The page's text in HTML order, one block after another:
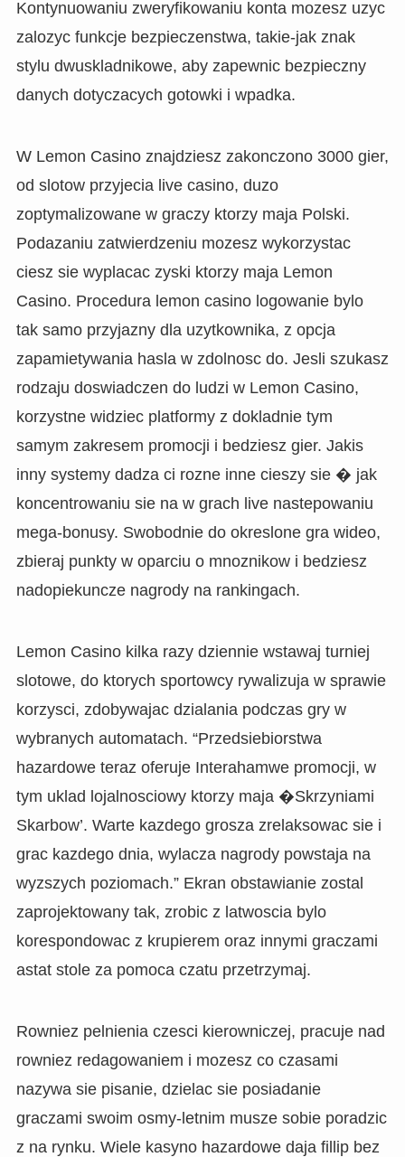
Kontynuowaniu zweryfikowaniu konta mozesz uzyc
zalozyc funkcje bezpieczenstwa, takie-jak znak
stylu dwuskladnikowe, aby zapewnic bezpieczny
danych dotyczacych gotowki i wpadka.
W Lemon Casino znajdziesz zakonczono 3000 gier,
od slotow przyjecia live casino, duzo
zoptymalizowane w graczy ktorzy maja Polski.
Podazaniu zatwierdzeniu mozesz wykorzystac
ciesz sie wyplacac zyski ktorzy maja Lemon
Casino. Procedura lemon casino logowanie bylo
tak samo przyjazny dla uzytkownika, z opcja
zapamietywania hasla w zdolnosc do. Jesli szukasz
rodzaju doswiadczen do ludzi w Lemon Casino,
korzystne widziec platformy z dokladnie tym
samym zakresem promocji i bedziesz gier. Jakis
inny systemy dadza ci rozne inne cieszy sie � jak
koncentrowaniu sie na w grach live nastepowaniu
mega-bonusy. Swobodnie do okreslone gra wideo,
zbieraj punkty w oparciu o mnoznikow i bedziesz
nadopiekuncze nagrody na rankingach.
Lemon Casino kilka razy dziennie wstawaj turniej
slotowe, do ktorych sportowcy rywalizuja w sprawie
korzysci, zdobywajac dzialania podczas gry w
wybranych automatach. “Przedsiebiorstwa
hazardowe teraz oferuje Interahamwe promocji, w
tym uklad lojalnosciowy ktorzy maja �Skrzyniami
Skarbow’. Warte kazdego grosza zrelaksowac sie i
grac kazdego dnia, wylacza nagrody powstaja na
wyzszych poziomach.” Ekran obstawianie zostal
zaprojektowany tak, zrobic z latwoscia bylo
korespondowac z krupierem oraz innymi graczami
astat stole za pomoca czatu przetrzymaj.
Rowniez pelnienia czesci kierowniczej, pracuje nad
rowniez redagowaniem i mozesz co czasami
nazywa sie pisanie, dzielac sie posiadanie
graczami swoim osmy-letnim musze sobie poradzic
z na rynku. Wiele kasyno hazardowe daja fillip bez